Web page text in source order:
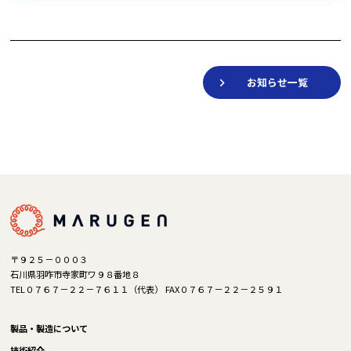
お知らせ一覧
〒９２５－０００３
石川県羽咋市寺家町ワ９８番地８
TEL０７６７－２２－７６１１（代表） FAX０７６７－２２－２５９１
製品・製造について